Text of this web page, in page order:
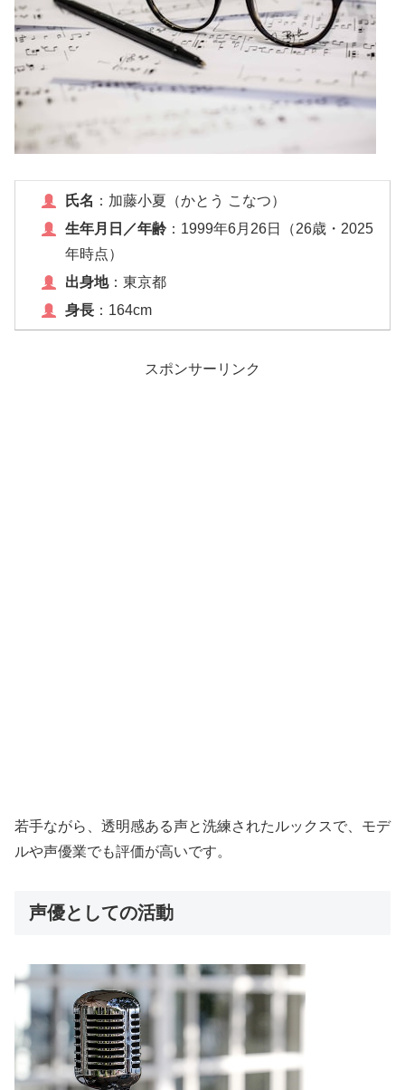
氏名 ：加藤小夏（かとう こなつ）
生年月日／年齢：1999年6月26日（26歳・2025
年時点）
出身地：東京都
身長：164cm
スポンサーリンク
若手ながら、透明感ある声と洗練されたルックスで、モデ
ルや声優業でも評価が高いです。
声優としての活動